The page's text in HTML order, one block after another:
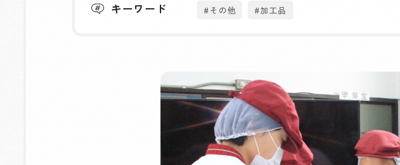
キーワード #その他 #加工品